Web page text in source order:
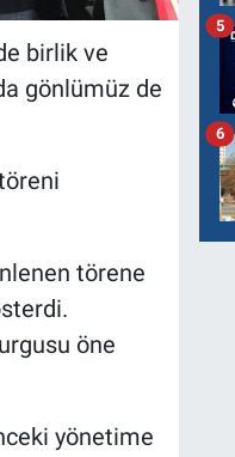
birlik ve
gönlümüz de
törene
öne
yönetime
5
6